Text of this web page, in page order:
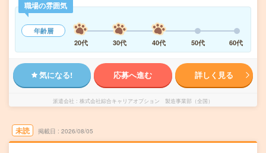
職場の雰囲気
年齢層
20代
30代 40代 50代 60代
気になる! 応募へ進む 詳しく見る
派遣会社 株式会社綜合キャリアオプション 製造事業部（全国）
未読 掲載日 2026/08/05